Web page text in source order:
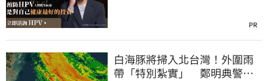
PR
白海豚將掃入北台灣！外圍雨
帶「特別紮實」 鄭明典警告